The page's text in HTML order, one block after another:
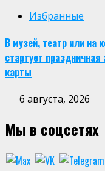
Избранные
В музей, театр или на
стартует
карты
6 августа, 2026
Мы в соцсетях